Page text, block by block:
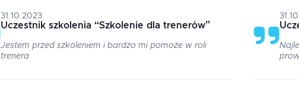
31.10.2023
Uczestnik szkolenia “Szkolenie dla trenerów”
Jestem przed szkoleniem i bardzo mi pomoże w roli
trenera